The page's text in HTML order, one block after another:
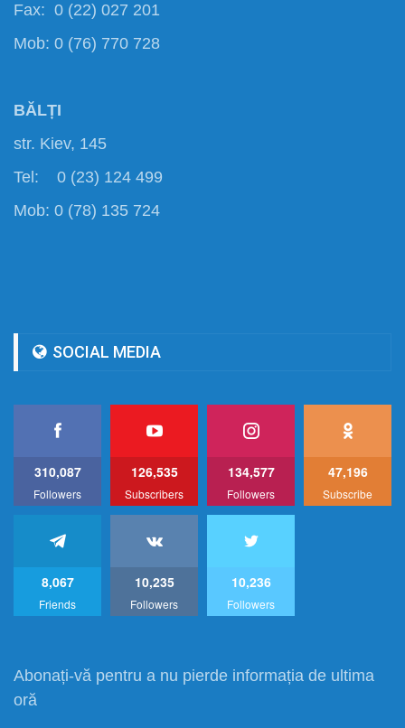
Fax: 0 (22) 027 201
Mob: 0 (76) 770 728
BĂLȚI
str. Kiev, 145
Tel: 0 (23) 124 499
Mob: 0 (78) 135 724
SOCIAL MEDIA
310,087
Followers
126,535
Subscribers
134,577
Followers
47,196
Subscribe
8,067
Friends
10,235
Followers
10,236
Followers
Abonați-vă pentru a nu pierde informația de ultima
oră